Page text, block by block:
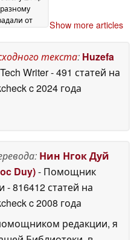
от
2026
Show more articles
текста: Huzefa
Writer- 491 статей на
c 2024 года
Нин Нгок Дуй
Duy)- Помощник
- 816412 статей на
c 2008 года
редакции, я